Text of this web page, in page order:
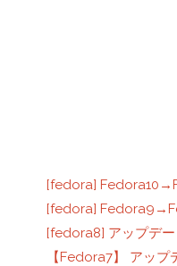
[fedora]
[fedora]
[fedora8] アップデ
【Fedora7】 アップ